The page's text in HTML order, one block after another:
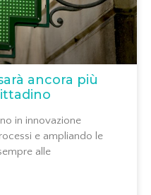
ancora più
in innovazione
e ampliando le
alle